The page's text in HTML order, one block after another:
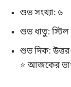
শুভ সংখ্যা: ৬
শুভ ধাতু: স্টিল
শুভ দিক:
⭐ আজকের